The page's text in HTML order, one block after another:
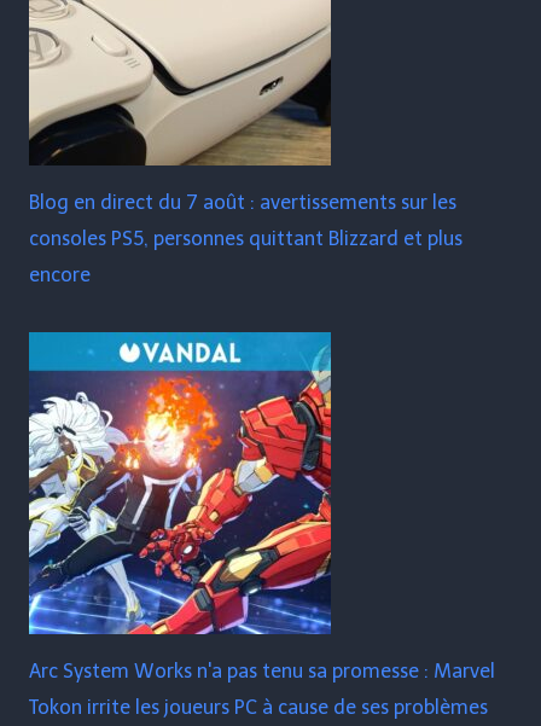
Blog en direct du 7 août : avertissements sur les
consoles PS5, personnes quittant Blizzard et plus
encore
Arc System Works n'a pas tenu sa promesse : Marvel
Tokon irrite les joueurs PC à cause de ses problèmes